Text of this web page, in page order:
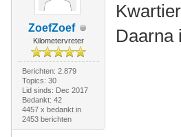
ZoefZoef
Kilometervreter
Berichten: 2.879
Topics: 30
Lid sinds: Dec 2017
Bedankt: 42
4457 x bedankt in
2453 berichten
Daarna